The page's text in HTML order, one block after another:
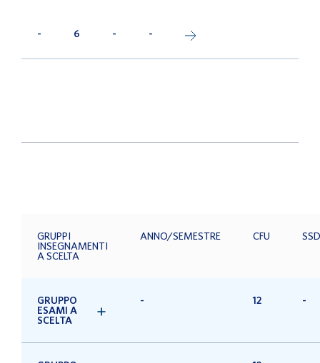
- 6 - -
GRUPPI
INSEGNAMENTI
A SCELTA
ANNO/SEMESTRE CFU
GRUPPO
ESAMI A
SCELTA
- 12 -